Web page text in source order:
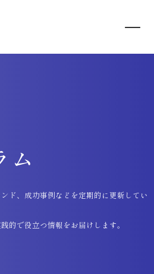
ム
ド、成功事例などを定期的に更新してい
的で役立つ情報をお届けします。